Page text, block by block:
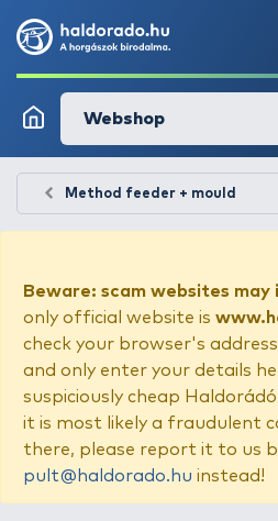
Webshop
Method feeder + mould
Beware: scam websites
only official website is
check your browser's
and only enter your details
suspiciously cheap
it is most likely a fraudulent
there, please report it to us
pult@haldorado.hu instead!